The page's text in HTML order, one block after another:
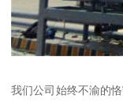
我们公司始终不渝的